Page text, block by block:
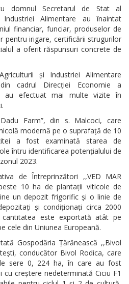
domnul Secretarul de Stat al
Alimentare au înaintat
financiar, funciar, produselor de
pentru irigare, certificării strugurilor
a oferit răspunsuri concrete de
și Industriei Alimentare
cadrul Direcției Economie a
au efectuat mai multe vizite în
Farm”, din s. Malcoci, care
modernă pe o suprafață de 10
a fost examinată starea de
întru identificarea potențialului de
2023.
de Întreprinzători ,,VED MAR
10 ha de plantații viticole de
un depozit frigorific și o linie de
și condiționați circa 2000
este exportată atât pe
cele din Uniunea Europeană.
Gospodăria Țărănească ,,Bivol
conducător Bivol Rodica, care
sere 0, 224 ha, în care au fost
creștere nedeterminată Ciciu F1